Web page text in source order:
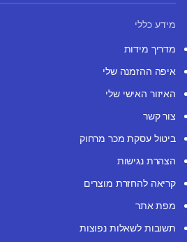
מידע כללי
מדריך מידות
איפה ההזמנה שלי
האיזור האישי שלי
צור קשר
ביטול עסקת מכר מרחוק
הצהרת נגישות
קריאה להחזרת מוצרים
מפת אתר
תשובות לשאלות נפוצות